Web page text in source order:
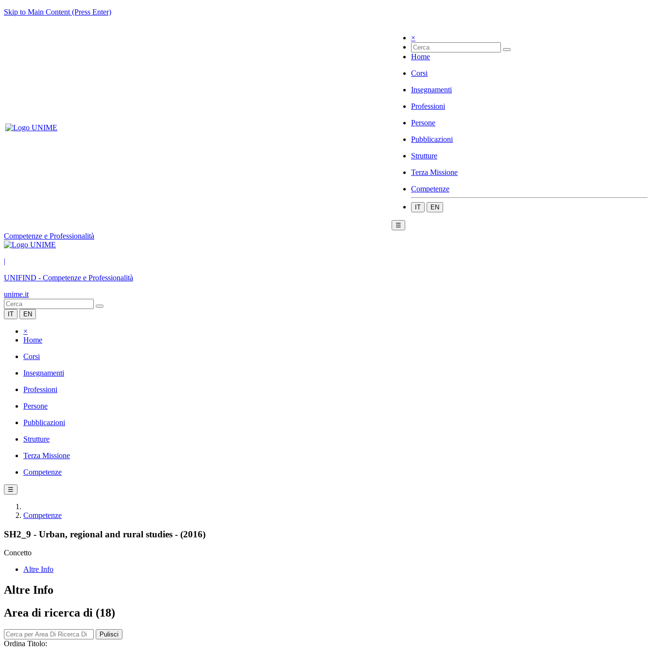
Skip to Main Content (Press Enter)
×
Home
Corsi
Insegnamenti
Professioni
Persone
Pubblicazioni
Strutture
Terza Missione
Competenze
IT EN
☰
Competenze e Professionalità
|
UNIFIND - Competenze e Professionalità
unime.it
IT EN
×
Home
Corsi
Insegnamenti
Professioni
Persone
Pubblicazioni
Strutture
Terza Missione
Competenze
☰
Competenze
SH2_9 - Urban, regional and rural studies - (2016)
Concetto
Altre Info
Altre Info
Area di ricerca di (18)
Pulisci
Ordina Titolo: